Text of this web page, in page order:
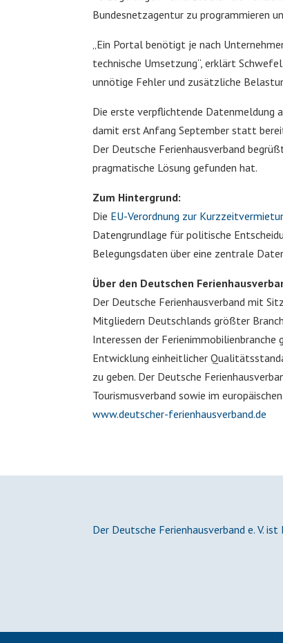
Bundesnetzagentur zu programmieren
„Ein Portal benötigt je nach
technische Umsetzung“, erklärt
unnötige Fehler und zusätzliche
Die erste verpflichtende Datenmeldung
damit erst Anfang September statt
Der Deutsche Ferienhausverband
pragmatische Lösung gefunden hat.
Zum Hintergrund:
Die EU-Verordnung zur
Datengrundlage für politische
Belegungsdaten über eine zentrale
Über den Deutschen
Der Deutsche Ferienhausverband mit
Mitgliedern Deutschlands größter
Interessen der
Entwicklung einheitlicher
zu geben. Der Deutsche
Tourismusverband sowie im
www.deutscher-ferienhausverband.de
Der Deutsche Ferienhausverband e. V.